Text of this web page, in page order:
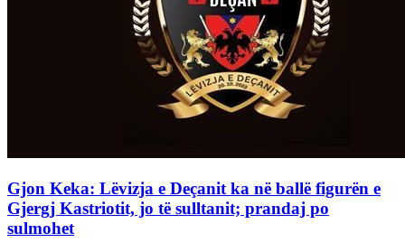
Gjon Keka: Lëvizja e Deçanit ka në ballë figurën e
Gjergj Kastriotit, jo të sulltanit; prandaj po
sulmohet